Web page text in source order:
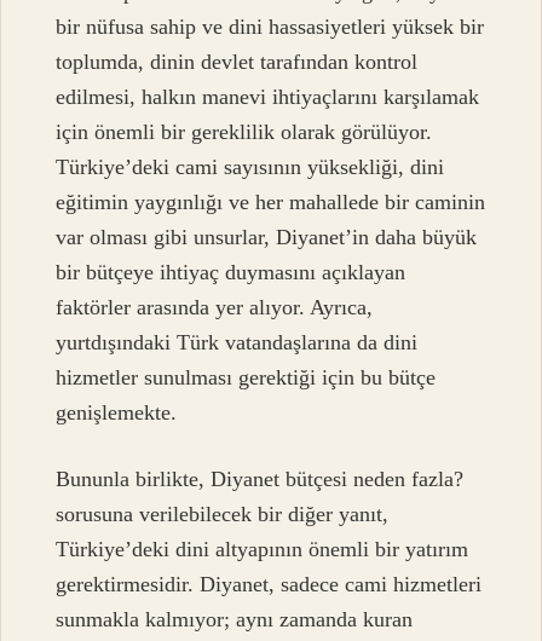
bir nüfusa sahip ve dini hassasiyetleri yüksek bir
toplumda, dinin devlet tarafından kontrol
edilmesi, halkın manevi ihtiyaçlarını karşılamak
için önemli bir gereklilik olarak görülüyor.
Türkiye’deki cami sayısının yüksekliği, dini
eğitimin yaygınlığı ve her mahallede bir caminin
var olması gibi unsurlar, Diyanet’in daha büyük
bir bütçeye ihtiyaç duymasını açıklayan
faktörler arasında yer alıyor. Ayrıca,
yurtdışındaki Türk vatandaşlarına da dini
hizmetler sunulması gerektiği için bu bütçe
genişlemekte.
Bununla birlikte, Diyanet bütçesi neden fazla?
sorusuna verilebilecek bir diğer yanıt,
Türkiye’deki dini altyapının önemli bir yatırım
gerektirmesidir. Diyanet, sadece cami hizmetleri
sunmakla kalmıyor; aynı zamanda kuran